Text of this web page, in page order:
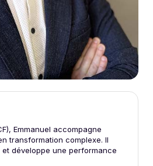
Emmanuel accompagne
transformation complexe. Il
développe une performance